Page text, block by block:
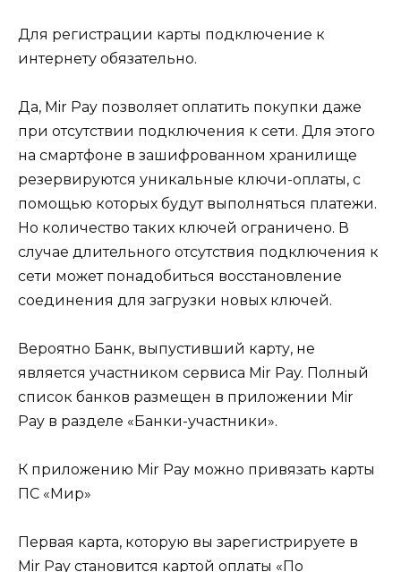
Для регистрации карты подключение к
интернету обязательно.
Да, Mir Pay позволяет оплатить покупки даже
при отсутствии подключения к сети. Для этого
на смартфоне в зашифрованном хранилище
резервируются уникальные ключи-оплаты, с
помощью которых будут выполняться платежи.
Но количество таких ключей ограничено. В
случае длительного отсутствия подключения к
сети может понадобиться восстановление
соединения для загрузки новых ключей.
Вероятно Банк, выпустивший карту, не
является участником сервиса Mir Pay. Полный
список банков размещен в приложении Mir
Pay в разделе «Банки-участники».
К приложению Mir Pay можно привязать карты
ПС «Мир»
Первая карта, которую вы зарегистрируете в
Mir Pay становится картой оплаты «По